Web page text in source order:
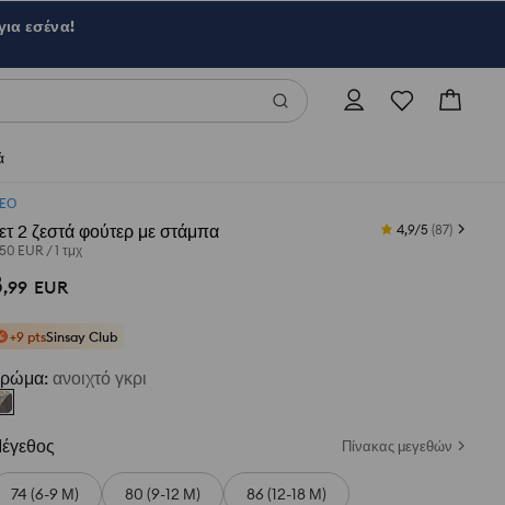
εσένα!
2 ζεστά φούτερ με στάμπα
EUR /1 τμχ
4,9/5 (87)
,99 EUR
+9 ptsSinsay Club
: ανοιχτό γκρι
Πίνακας μεγεθών
74 (6-9 Μ) 80 (9-12 Μ) 86 (12-18 Μ)